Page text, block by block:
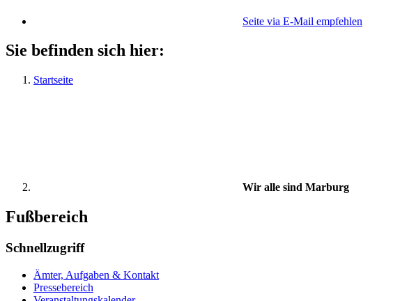
Seite via E-Mail empfehlen
Sie befinden sich hier:
Startseite
Wir alle sind Marburg
Fußbereich
Schnellzugriff
Ämter, Aufgaben & Kontakt
Pressebereich